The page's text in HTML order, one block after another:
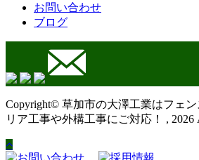
お問い合わせ
ブログ
Copyright© 草加市の大澤工業はフェ
リア工事や外構工事にご対応！ , 2026